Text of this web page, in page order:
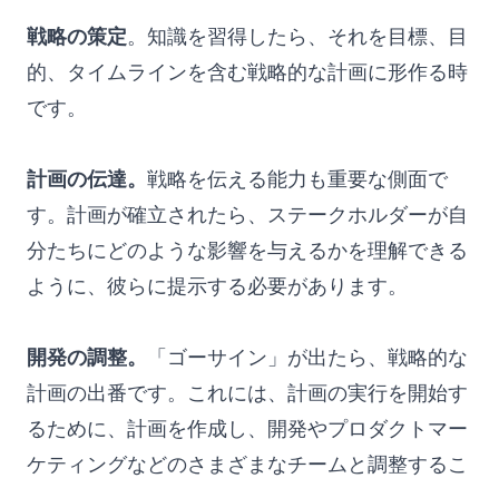
戦略の策定。知識を習得したら、それを目標、目
的、タイムラインを含む戦略的な計画に形作る時
です。
計画の伝達。 戦略を伝える能力も重要な側面で
す。計画が確立されたら、ステークホルダーが自
分たちにどのような影響を与えるかを理解できる
ように、彼らに提示する必要があります。
開発の調整。
「ゴーサイン」が出たら、戦略的な
計画の出番です。これには、計画の実行を開始す
るために、計画を作成し、開発やプロダクトマー
ケティングなどのさまざまなチームと調整するこ